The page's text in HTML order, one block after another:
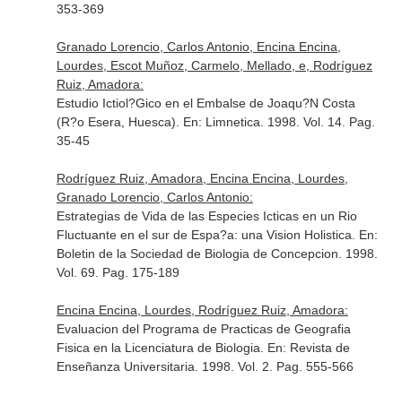
353-369
Granado Lorencio, Carlos Antonio, Encina Encina,
Lourdes, Escot Muñoz, Carmelo, Mellado, e, Rodríguez
Ruiz, Amadora:
Estudio Ictiol?Gico en el Embalse de Joaqu?N Costa
(R?o Esera, Huesca). En: Limnetica . 1998. Vol. 14. Pag.
35-45
Rodríguez Ruiz, Amadora, Encina Encina, Lourdes,
Granado Lorencio, Carlos Antonio:
Estrategias de Vida de las Especies Icticas en un Rio
Fluctuante en el sur de Espa?a: una Vision Holistica. En:
Boletin de la Sociedad de Biologia de Concepcion . 1998.
Vol. 69. Pag. 175-189
Encina Encina, Lourdes, Rodríguez Ruiz, Amadora:
Evaluacion del Programa de Practicas de Geografia
Fisica en la Licenciatura de Biologia. En: Revista de
Enseñanza Universitaria . 1998. Vol. 2. Pag. 555-566